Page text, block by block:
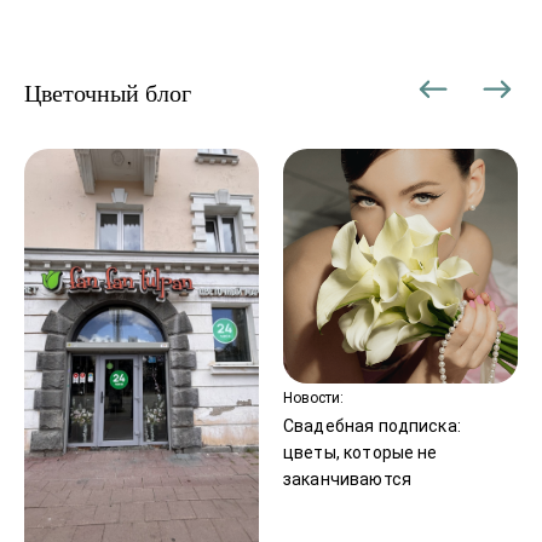
Новости:
Свадебная подписка:
цветы, которые не
заканчиваются
Цветочный блог